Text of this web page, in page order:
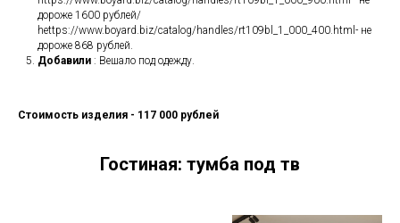
дороже 1600 рублей/
hеttps://www.boyard.biz/catalog/handles/rt109bl_1_000_400.html- не
дороже 868 рублей.
Добавили : Вешало под одежду.
Стоимость изделия - 117 000 рублей
Гостиная: тумба под тв